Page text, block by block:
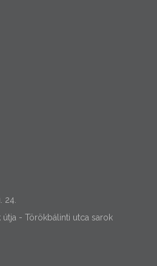
24.
- Törökbálinti utca sarok